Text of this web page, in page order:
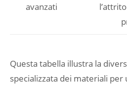
avanzati
Questa tabella illustra la
specializzata dei materiali per